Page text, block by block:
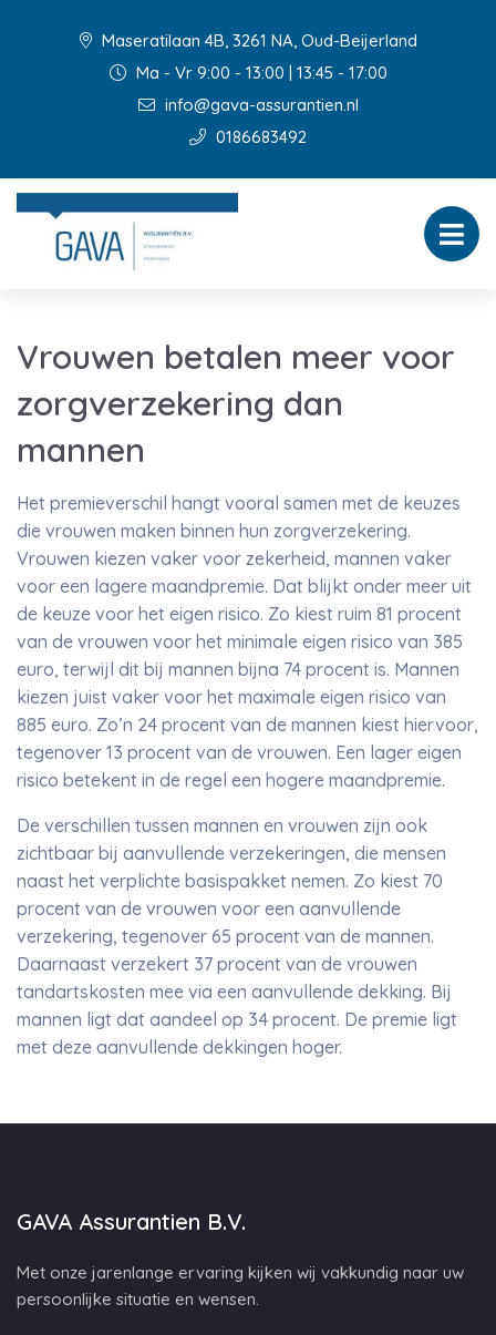
Maseratilaan 4B, 3261 NA, Oud-Beijerland
Ma - Vr 9:00 - 13:00 | 13:45 - 17:00
info@gava-assurantien.nl
0186683492
Vrouwen betalen meer voor
zorgverzekering dan
mannen
Het premieverschil hangt vooral samen met de keuzes
die vrouwen maken binnen hun zorgverzekering.
Vrouwen kiezen vaker voor zekerheid, mannen vaker
voor een lagere maandpremie. Dat blijkt onder meer uit
de keuze voor het eigen risico. Zo kiest ruim 81 procent
van de vrouwen voor het minimale eigen risico van 385
euro, terwijl dit bij mannen bijna 74 procent is. Mannen
kiezen juist vaker voor het maximale eigen risico van
885 euro. Zo’n 24 procent van de mannen kiest hiervoor,
tegenover 13 procent van de vrouwen. Een lager eigen
risico betekent in de regel een hogere maandpremie.
De verschillen tussen mannen en vrouwen zijn ook
zichtbaar bij aanvullende verzekeringen, die mensen
naast het verplichte basispakket nemen. Zo kiest 70
procent van de vrouwen voor een aanvullende
verzekering, tegenover 65 procent van de mannen.
Daarnaast verzekert 37 procent van de vrouwen
tandartskosten mee via een aanvullende dekking. Bij
mannen ligt dat aandeel op 34 procent. De premie ligt
met deze aanvullende dekkingen hoger.
GAVA Assurantien B.V.
Met onze jarenlange ervaring kijken wij vakkundig naar uw
persoonlijke situatie en wensen.